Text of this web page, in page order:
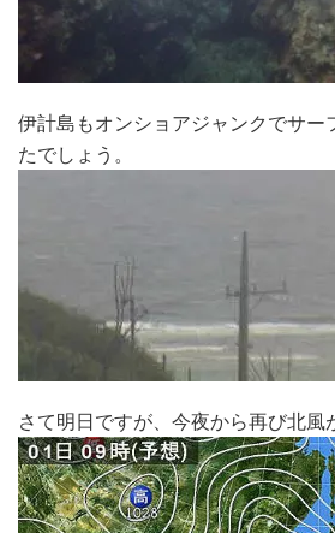
伊計島もオンショアジャンクでサー
たでしょう。
さて明日ですが、今夜から再び北風